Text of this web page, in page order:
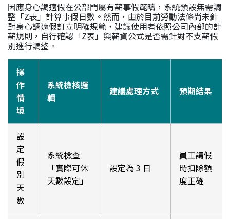
因應身心調適假在公部門屬有薪事假範疇，系統預設無需調
整「Z表」計算事假日數。然而，由於目前勞動法條尚未針
對身心調適假訂立明確規範，建議使用者依照公司內部的計
薪規則，自行確認「Z表」與薪資公式是否需針對不支薪假
別進行調整。
操
作
情
境
系統檢核邏
輯
建議處理方式 預期結果
設
定
假
別
天
數
系統檢查
「實際可休
天數設定」
設定為 3 日
員工請假
時扣除額
度正確